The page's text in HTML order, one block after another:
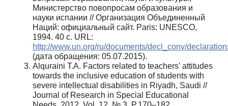
Министерство повопросам образования и
науки испании // Организация Объединенный
Наций: официальный сайт. Paris: UNESCO,
1994. 40 с. URL:
http://www.un.org/ru/documents/decl_conv/
(дата обращения: 05.07.2015).
Alquraini T.A. Factors related to teachers' attitudes
towards the inclusive education of students with
severe intellectual disabilities in Riyadh, Saudi //
Journal of Research in Special Educational